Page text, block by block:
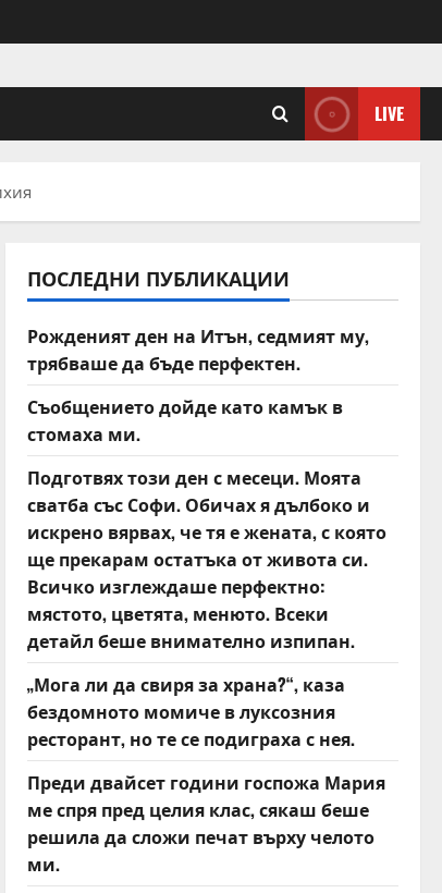
LIVE
ПОСЛЕДНИ ПУБЛИКАЦИИ
Рожденият ден на Итън, седмият му,
трябваше да бъде перфектен.
Съобщението дойде като камък в
стомаха ми.
Подготвях този ден с месеци. Моята
сватба със Софи. Обичах я дълбоко и
искрено вярвах, че тя е жената, с която
ще прекарам остатъка от живота си.
Всичко изглеждаше перфектно:
мястото, цветята, менюто. Всеки
детайл беше внимателно изпипан.
„Мога ли да свиря за храна?“, каза
бездомното момиче в луксозния
ресторант, но те се подиграха с нея.
Преди двайсет години госпожа Мария
ме спря пред целия клас, сякаш беше
решила да сложи печат върху челото
ми.